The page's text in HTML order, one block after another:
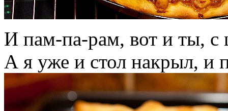
И пам-па-рам, вот и ты, с
А я уже и стол накрыл, и